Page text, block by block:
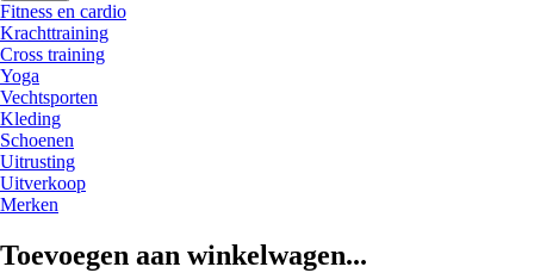
Fitness en cardio
Krachttraining
Cross training
Yoga
Vechtsporten
Kleding
Schoenen
Uitrusting
Uitverkoop
Merken
Toevoegen aan winkelwagen...